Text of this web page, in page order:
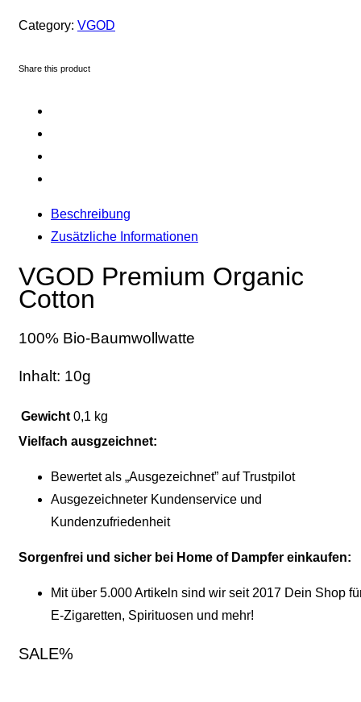
Category: VGOD
Share this product
Beschreibung
Zusätzliche Informationen
VGOD Premium Organic
Cotton
100% Bio-Baumwollwatte
Inhalt: 10g
Gewicht 0,1 kg
Vielfach ausgzeichnet:
Bewertet als „Ausgezeichnet” auf Trustpilot
Ausgezeichneter Kundenservice und
Kundenzufriedenheit
Sorgenfrei und sicher bei Home of Dampfer einkaufen:
Mit über 5.000 Artikeln sind wir seit 2017 Dein Shop
E-Zigaretten, Spirituosen und mehr!
SALE%